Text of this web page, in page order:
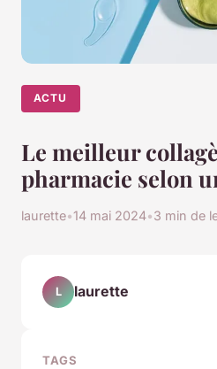
ACTU
Le meilleur
pharmacie selon
laurette•14 mai 2024•3 min de
L laurette
TAGS